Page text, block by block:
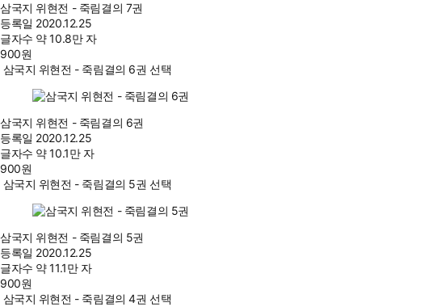
삼국지 위현전 - 죽림결의 7권
등록일 2020.12.25
글자수 약 10.8만 자
900원
삼국지 위현전 - 죽림결의 6권 선택
삼국지 위현전 - 죽림결의 6권
등록일 2020.12.25
글자수 약 10.1만 자
900원
삼국지 위현전 - 죽림결의 5권 선택
삼국지 위현전 - 죽림결의 5권
등록일 2020.12.25
글자수 약 11.1만 자
900원
삼국지 위현전 - 죽림결의 4권 선택